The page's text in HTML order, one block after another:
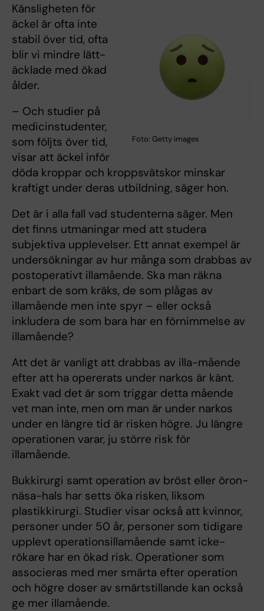
Foto: Getty images
Känsligheten för
äckel är ofta inte
stabil över tid, ofta
blir vi mindre lätt-
äcklade med ökad
ålder.
– Och studier på
medicinstudenter,
som följts över tid,
visar att äckel inför
döda kroppar och kroppsvätskor minskar
kraftigt under deras utbildning, säger hon.
Det är i alla fall vad studenterna säger. Men
det finns utmaningar med att studera
subjektiva upplevelser. Ett annat exempel är
undersökningar av hur många som drabbas av
postoperativt illamående. Ska man räkna
enbart de som kräks, de som plågas av
illamående men inte spyr – eller också
inkludera de som bara har en förnimmelse av
illamående?
Att det är vanligt att drabbas av illa-mående
efter att ha opererats under narkos är känt.
Exakt vad det är som triggar detta mående
vet man inte, men om man är under narkos
under en längre tid är risken högre. Ju längre
operationen varar, ju större risk för
illamående.
Bukkirurgi samt operation av bröst eller öron-
näsa-hals har setts öka risken, liksom
plastikkirurgi. Studier visar också att kvinnor,
personer under 50 år, personer som tidigare
upplevt operationsillamående samt icke-
rökare har en ökad risk. Operationer som
associeras med mer smärta efter operation
och högre doser av smärtstillande kan också
ge mer illamående.